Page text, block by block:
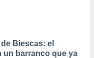
Biescas: el
un barranco que ya